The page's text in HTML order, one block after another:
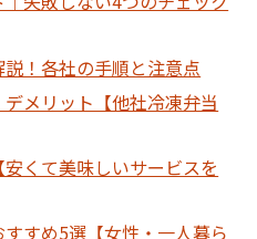
！各社の手順と注意点
メリット【他社冷凍弁当
くて美味しいサービスを
すめ5選【女性・一人暮ら